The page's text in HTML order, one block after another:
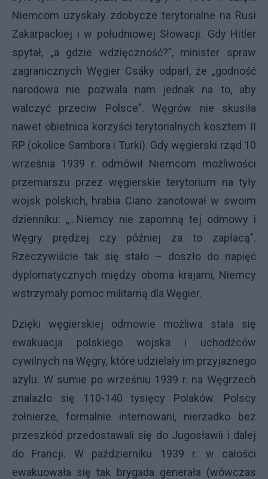
Niemcom uzyskały zdobycze terytorialne na Rusi
Zakarpackiej i w południowej Słowacji. Gdy Hitler
spytał, „a gdzie wdzięczność?”, minister spraw
zagranicznych Węgier Csáky odparł, że „godność
narodowa nie pozwala nam jednak na to, aby
walczyć przeciw Polsce”. Węgrów nie skusiła
nawet obietnica korzyści terytorialnych kosztem II
RP (okolice Sambora i Turki). Gdy węgierski rząd 10
września 1939 r. odmówił Niemcom możliwości
przemarszu przez węgierskie terytorium na tyły
wojsk polskich, hrabia Ciano zanotował w swoim
dzienniku: „...Niemcy nie zapomną tej odmowy i
Węgry prędzej czy później za to zapłacą”.
Rzeczywiście tak się stało – doszło do napięć
dyplomatycznych między oboma krajami, Niemcy
wstrzymały pomoc militarną dla Węgier.
Dzięki węgierskiej odmowie możliwa stała się
ewakuacja polskiego wojska i uchodźców
cywilnych na Węgry, które udzielały im przyjaznego
azylu. W sumie po wrześniu 1939 r. na Węgrzech
znalazło się 110-140 tysięcy Polaków. Polscy
żołnierze, formalnie internowani, nierzadko bez
przeszkód przedostawali się do Jugosławii i dalej
do Francji. W październiku 1939 r. w całości
ewakuowała się tak brygada generała (wówczas